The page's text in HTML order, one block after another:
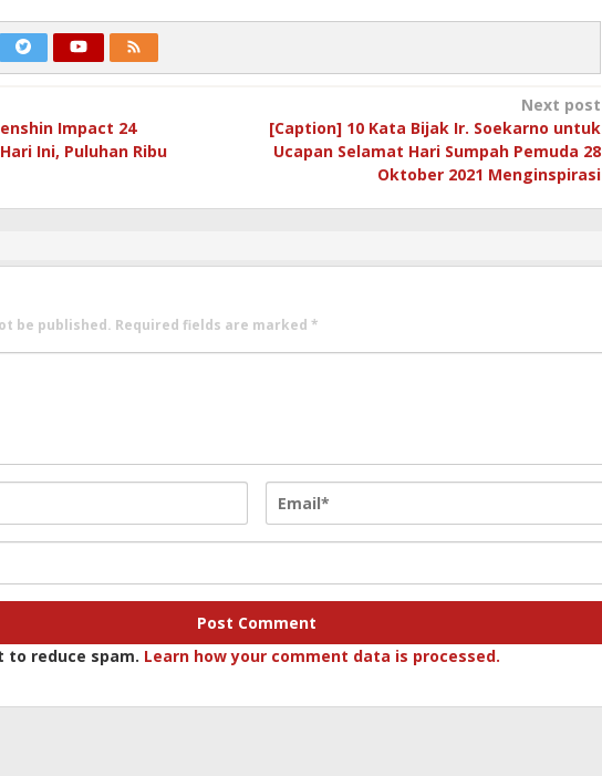
Impact 24
Ini, Puluhan Ribu
Next post
[Caption] 10 Kata Bijak Ir. Soekarno untuk
Ucapan Selamat Hari Sumpah Pemuda 28
Oktober 2021 Menginspirasi
be published. Required fields are marked *
to reduce spam. Learn how your comment data is processed.